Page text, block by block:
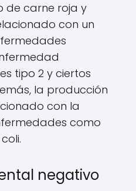
de carne roja y
con un
tipo 2 y ciertos
la producción
con la
como
negativo